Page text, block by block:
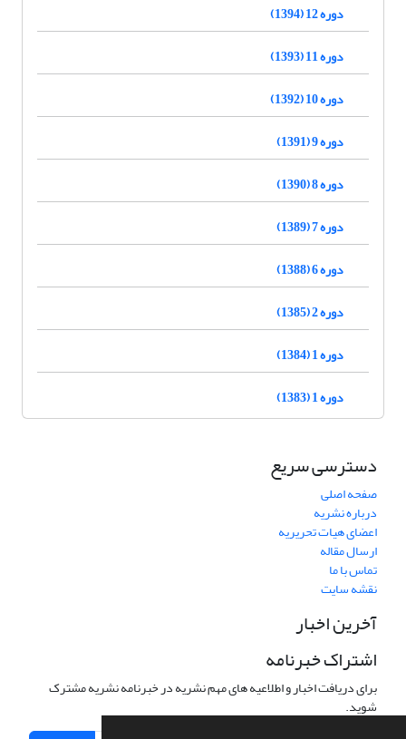
دوره 12 (1394)
دوره 11 (1393)
دوره 10 (1392)
دوره 9 (1391)
دوره 8 (1390)
دوره 7 (1389)
دوره 6 (1388)
دوره 2 (1385)
دوره 1 (1384)
دوره 1 (1383)
دسترسی سریع
صفحه اصلی
درباره نشریه
اعضای هیات تحریریه
ارسال مقاله
تماس با ما
نقشه سایت
آخرین اخبار
اشتراک خبرنامه
برای دریافت اخبار و اطلاعیه های مهم نشریه در خبرنامه نشریه مشترک
شوید.